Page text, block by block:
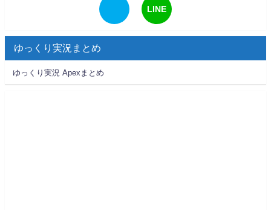
LINE
ゆっくり実況まとめ
ゆっくり実況 Apexまとめ